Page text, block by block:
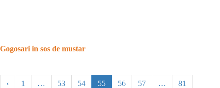
Gogosari in sos de mustar
‹ 1 … 53 54 55 56 57 … 81